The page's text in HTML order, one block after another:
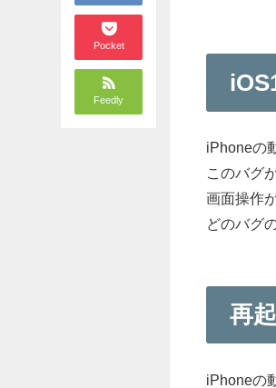
Pocket
Feedly
iPhoneの
このバグ
画面操作
どのバグ
再
iPhoneの